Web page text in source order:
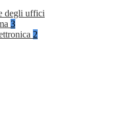
degli uffici
3
2